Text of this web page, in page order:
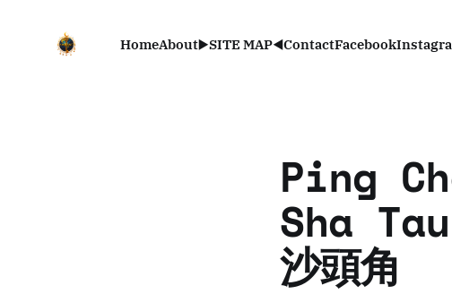
HomeAbout▶️SITE MAP◀️ContactFacebook
Ping
Sha
沙頭角